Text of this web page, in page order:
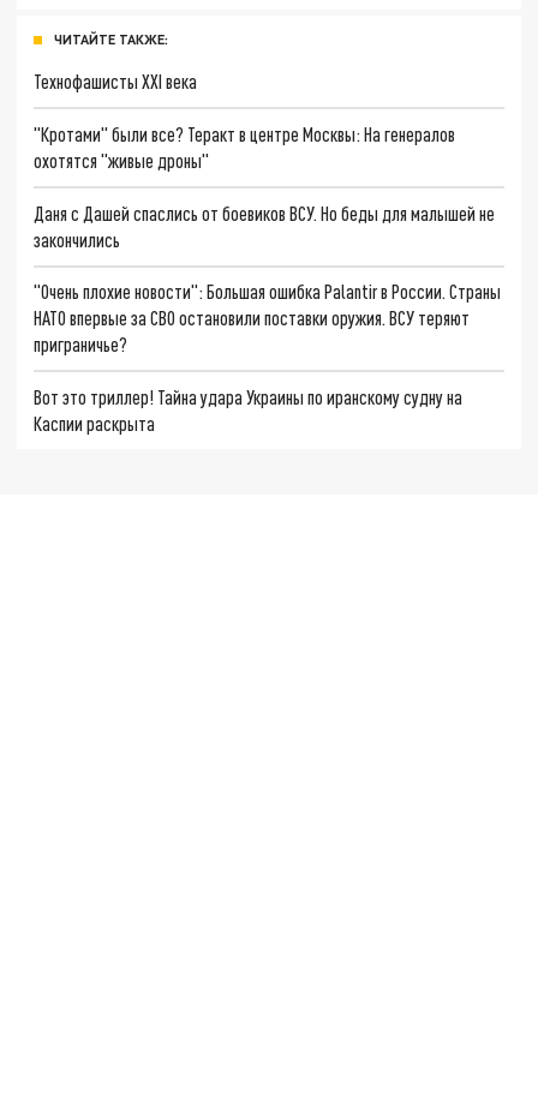
ЧИТАЙТЕ ТАКЖЕ:
Технофашисты XXI века
"Кротами" были все? Теракт в центре Москвы: На генералов
охотятся "живые дроны"
Даня с Дашей спаслись от боевиков ВСУ. Но беды для малышей не
закончились
"Очень плохие новости": Большая ошибка Palantir в России. Страны
НАТО впервые за СВО остановили поставки оружия. ВСУ теряют
приграничье?
Вот это триллер! Тайна удара Украины по иранскому судну на
Каспии раскрыта